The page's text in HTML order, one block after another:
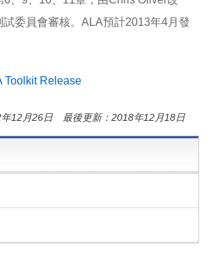
委員會審核。ALA預計2013年4月發
Toolkit Release
年12月26日 最後更新：2018年12月18日